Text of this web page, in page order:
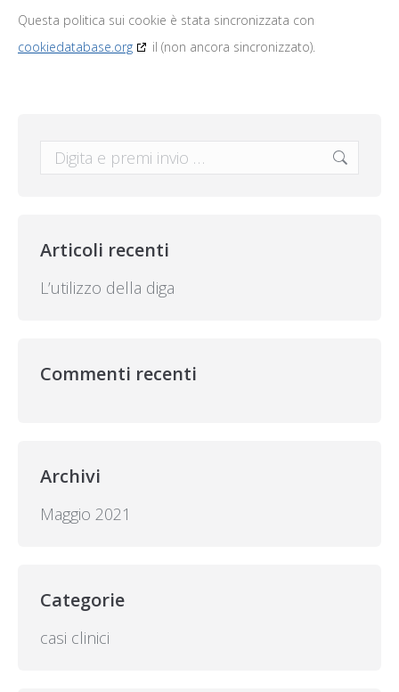
Questa politica sui cookie è stata sincronizzata con
cookiedatabase.org
il (non ancora sincronizzato).
Cerca:
Articoli recenti
L’utilizzo della diga
Commenti recenti
Archivi
Maggio 2021
Categorie
casi clinici